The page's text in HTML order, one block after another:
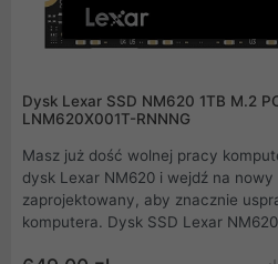
Dysk Lexar SSD NM620 1TB M.2
LNM620X001T-RNNNG
Masz już dość wolnej pracy
dysk Lexar NM620 i wejdź na
zaprojektowany, aby znacznie
komputera. Dysk SSD Lexar
uruchamianie systemu i aplikacji